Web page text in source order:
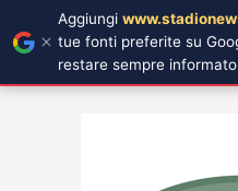
Aggiungi
tue fonti preferite su
restare sempre informato